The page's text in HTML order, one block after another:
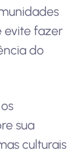
evite fazer
do
sua
culturais